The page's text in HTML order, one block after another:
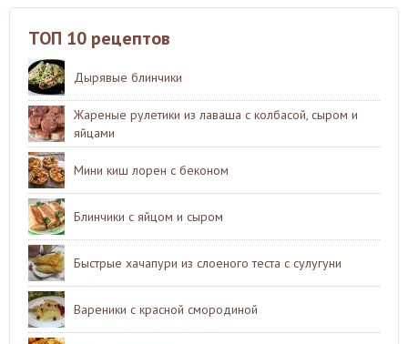
ТОП 10 рецептов
Дырявые блинчики
Жареные рулетики из лаваша с колбасой, сыром и
яйцами
Мини киш лорен с беконом
Блинчики с яйцом и сыром
Быстрые хачапури из слоеного теста с сулугуни
Вареники с красной смородиной